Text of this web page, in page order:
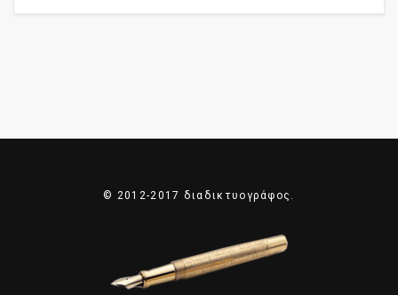
© 2012-2017 διαδικτυογράφος.